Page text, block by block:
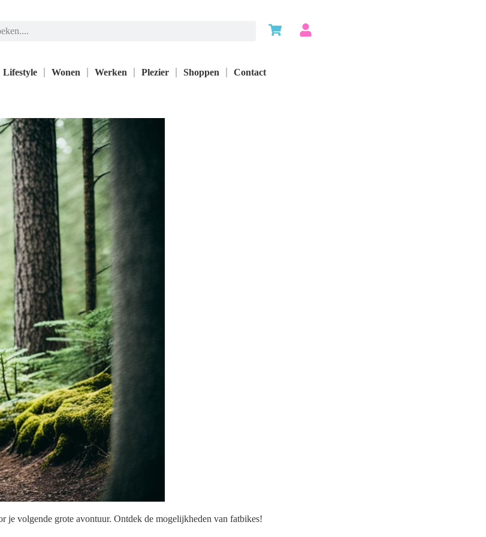
Lifestyle Wonen Werken Plezier Shoppen Contact
je volgende grote avontuur. Ontdek de mogelijkheden van fatbikes!